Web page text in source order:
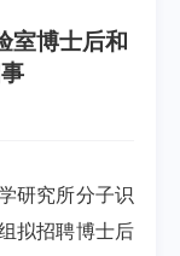
室博士后和
研究所分子识
拟招聘博士后